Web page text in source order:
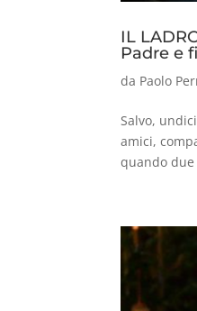
IL
Padre e
da Paolo
Salvo,
amici,
quando